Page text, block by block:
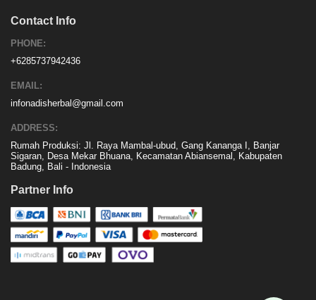
Contact Info
PHONE:
+6285737942436
EMAIL:
infonadisherbal@gmail.com
ADDRESS:
Rumah Produksi: Jl. Raya Mambal-ubud, Gang Kananga I, Banjar
Sigaran, Desa Mekar Bhuana, Kecamatan Abiansemal, Kabupaten
Badung, Bali - Indonesia
Partner Info